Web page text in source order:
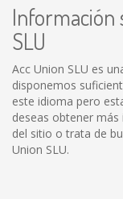
Información
SLU
Acc Union SLU es
disponemos
este idioma pero
deseas obtener
del sitio o trata de
Union SLU.